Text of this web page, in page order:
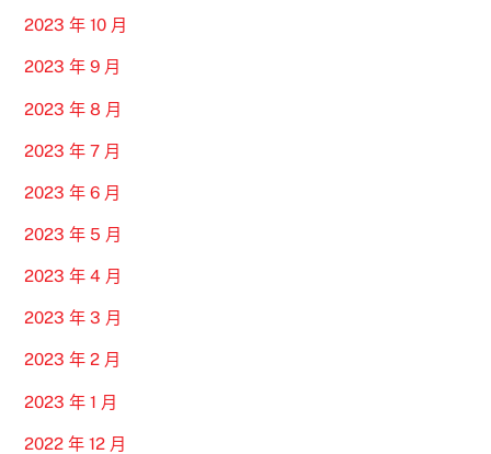
2023 年 10 月
2023 年 9 月
2023 年 8 月
2023 年 7 月
2023 年 6 月
2023 年 5 月
2023 年 4 月
2023 年 3 月
2023 年 2 月
2023 年 1 月
2022 年 12 月